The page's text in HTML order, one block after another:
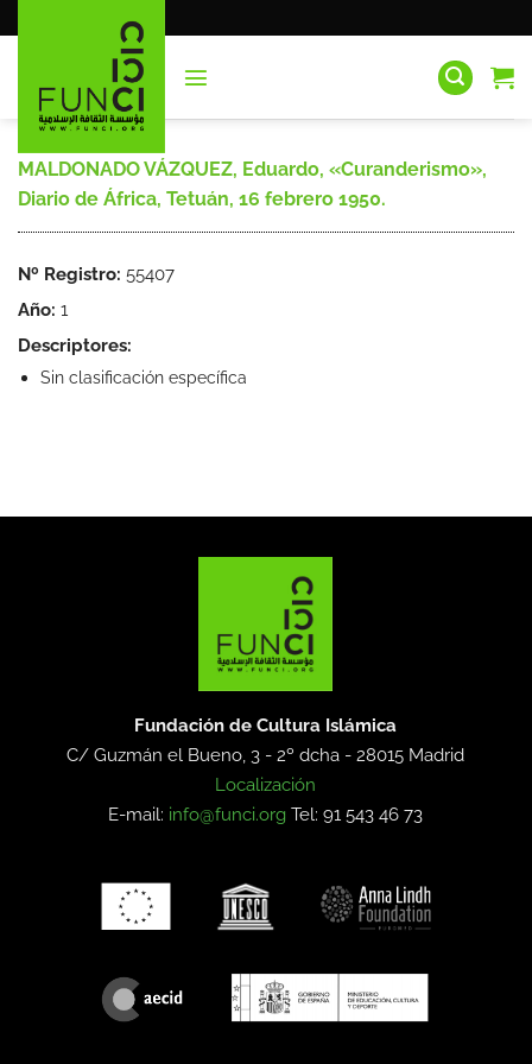
al
MALDONADO VÁZQUEZ, Eduardo, «Curanderismo»,
Diario de África, Tetuán, 16 febrero 1950.
Nº Registro: 55407
Año: 1
Descriptores:
Sin clasificación específica
Fundación de Cultura Islámica
C/ Guzmán el Bueno, 3 - 2º dcha -28015 Madrid
Localización
E-mail: info@funci.org Tel: 91 543 46 73